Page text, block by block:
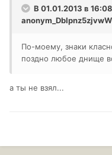
В 01.01.2013 в
anonym_DbIpnz5zjvwW
По-моему, знаки
поздно любое днище
а ты не взял...